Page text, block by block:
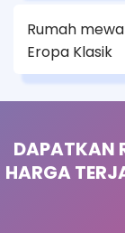
Rumah
Eropa Klasik
DAPATKAN
HARGA